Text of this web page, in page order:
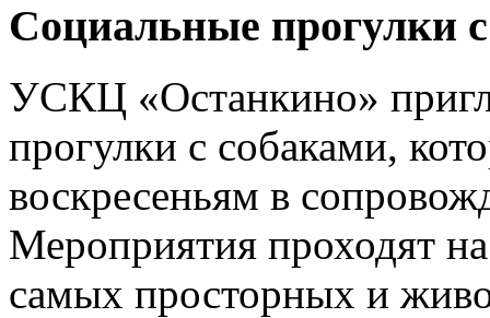
Социальные прогулки
УСКЦ «Останкино»
прогулки с собаками,
воскресеньям в
Мероприятия проходят
самых просторных и